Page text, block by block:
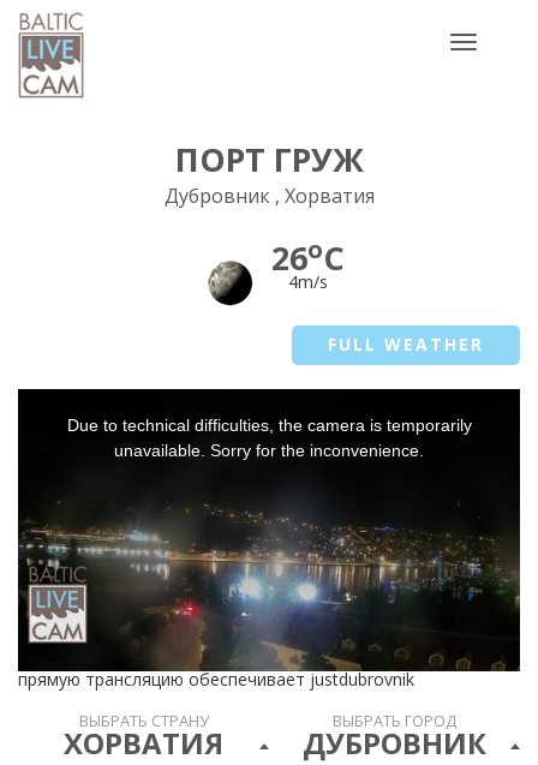
Toggle
ПОРТ ГРУЖ
Дубровник , Хорватия
26oC
4m/s
FULL WEATHER
Due to technical difficulties, the camera is temporarily
unavailable. Sorry for the inconvenience.
прямую трансляцию обеспечивает justdubrovnik
ВЫБРАТЬ СТРАНУ
ХОРВАТИЯ
ВЫБРАТЬ ГОРОД
ДУБРОВНИК